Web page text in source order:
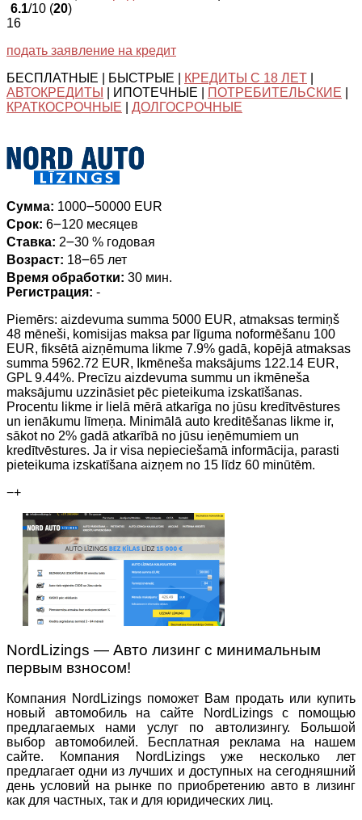
6.1/10 (20)
16
подать заявление на кредит
БЕСПЛАТНЫЕ | БЫСТРЫЕ |
КРЕДИТЫ С 18 ЛЕТ
АВТОКРЕДИТЫ
| ИПОТЕЧНЫЕ | ПОТРЕБИТЕЛЬСКИЕ
КРАТКОСРОЧНЫЕ
ДОЛГОСРОЧНЫЕ
Сумма: 1000౼50000 EUR
Срок: 6౼120 месяцев
Ставка: 2౼30 % годовая
Возраст: 18౼65 лет
Время обработки: 30 мин.
Регистрация: -
Piemērs: aizdevuma summa 5000 EUR, atmaksas termiņš
48 mēneši, komisijas maksa par līguma noformēšanu 100
EUR, fiksētā aizņēmuma likme 7.9% gadā, kopējā atmaksas
summa 5962.72 EUR, Ikmēneša maksājums 122.14 EUR,
GPL 9.44%. Precīzu aizdevuma summu un ikmēneša
maksājumu uzzināsiet pēc pieteikuma izskatīšanas.
Procentu likme ir lielā mērā atkarīga no jūsu kredītvēstures
un ienākumu līmeņa. Minimālā auto kreditēšanas likme ir,
sākot no 2% gadā atkarībā no jūsu ieņēmumiem un
kredītvēstures. Ja ir visa nepieciešamā informācija, parasti
pieteikuma izskatīšana aizņem no 15 līdz 60 minūtēm.
−+
NordLizings — Авто лизинг с минимальным
первым взносом!
Компания NordLizings поможет Вам продать или купить
новый автомобиль на сайте NordLizings с помощью
предлагаемых нами услуг по автолизингу. Большой
выбор автомобилей. Бесплатная реклама на нашем
сайте. Компания NordLizings уже несколько лет
предлагает одни из лучших и доступных на сегодняшний
день условий на рынке по приобретению авто в лизинг
как для частных, так и для юридических лиц.